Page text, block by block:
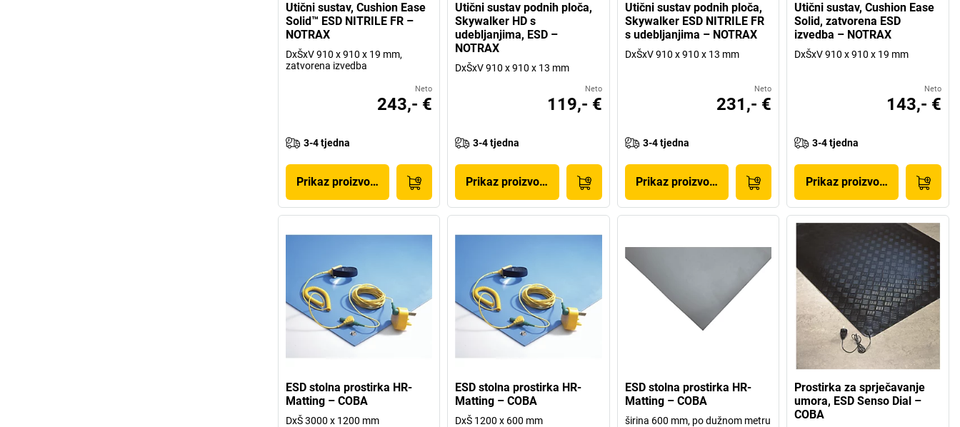
Utični sustav, Cushion Ease
Solid™ ESD NITRILE FR –
NOTRAX
DxŠxV 910 x 910 x 19 mm,
zatvorena izvedba
Neto
243,- €
3-4 tjedna
Prikaz proizvoda
Utični sustav podnih ploča,
Skywalker HD s
udebljanjima, ESD –
NOTRAX
DxŠxV 910 x 910 x 13 mm
Neto
119,- €
3-4 tjedna
Prikaz proizvoda
Utični sustav podnih ploča,
Skywalker ESD NITRILE FR
s udebljanjima – NOTRAX
DxŠxV 910 x 910 x 13 mm
Neto
231,- €
3-4 tjedna
Prikaz proizvoda
Utični sustav, Cushion Ease
Solid, zatvorena ESD
izvedba – NOTRAX
DxŠxV 910 x 910 x 19 mm
Neto
143,- €
3-4 tjedna
Prikaz proizvoda
ESD stolna prostirka HR-
Matting – COBA
DxŠ 3000 x 1200 mm
ESD stolna prostirka HR-
Matting – COBA
DxŠ 1200 x 600 mm
ESD stolna prostirka HR-
Matting – COBA
širina 600 mm, po dužnom metru
Prostirka za sprječavanje
umora, ESD Senso Dial –
COBA